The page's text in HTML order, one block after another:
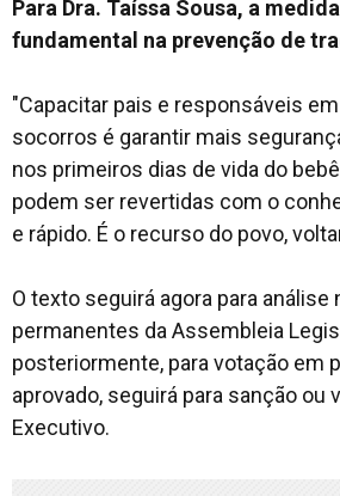
Para Dra. Taíssa Sousa, a
fundamental na prevenção de
"Capacitar pais e responsáveis
socorros é garantir mais
nos primeiros dias de vida do
podem ser revertidas com o
e rápido. É o recurso do povo,
O texto seguirá agora para
permanentes da Assembleia
posteriormente, para votação em
aprovado, seguirá para sanção ou
Executivo.